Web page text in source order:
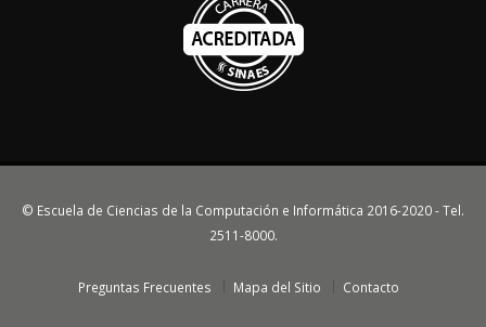
© Escuela de Ciencias de la Computación e Informática 2016-2020 - Tel.
2511-8000.
Preguntas Frecuentes Mapa del Sitio Contacto